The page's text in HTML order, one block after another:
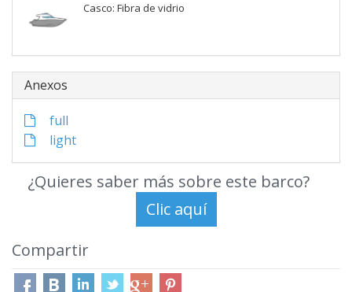
Casco: Fibra de vidrio
Anexos
full
light
¿Quieres saber más sobre este barco?
Compartir